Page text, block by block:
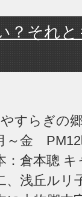
？それ
やすらぎ
～金
：倉本聰
、浅丘ルリ